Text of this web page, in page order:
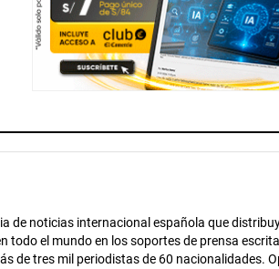
de noticias internacional española que
todo el mundo en los soportes de prensa
de tres mil periodistas de 60 nacionalidades.